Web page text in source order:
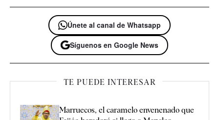
Únete al canal de Whatsapp
Síguenos en Google News
TE PUEDE INTERESAR
Marruecos, el caramelo envenenado que